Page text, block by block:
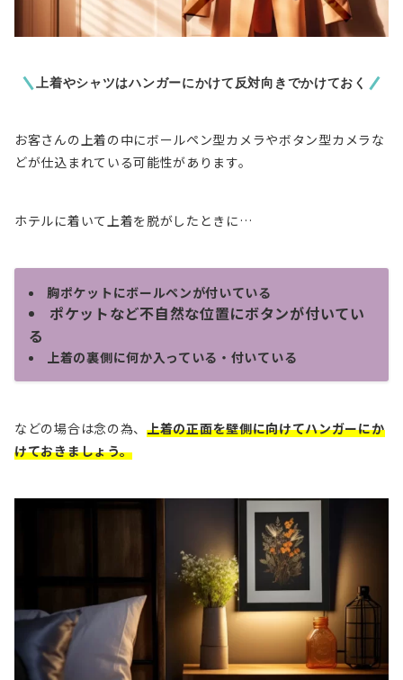
上着やシャツはハンガーにかけて反対向きでかけておく
お客さんの上着の中にボールペン型カメラやボタン型カメラな
どが仕込まれている可能性があります。
ホテルに着いて上着を脱がしたときに…
胸ポケットにボールペンが付いている
ポケットなど不自然な位置にボタンが付いてい
る
上着の裏側に何か入っている・付いている
などの場合は念の為、 上着の正面を壁側に向けてハンガーにか
けておきましょう。